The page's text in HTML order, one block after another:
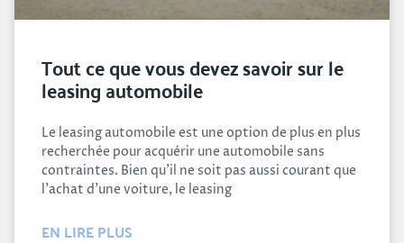
Tout ce que vous devez savoir sur le
leasing automobile
Le leasing automobile est une option de plus en plus
recherchée pour acquérir une automobile sans
contraintes. Bien qu’il ne soit pas aussi courant que
l’achat d’une voiture, le leasing
EN LIRE PLUS